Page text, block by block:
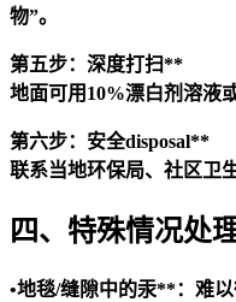
物”。
第五步：深度打扫**
地面可用10%漂白剂溶液
第六步：安全disposal**
联系当地环保局、社区卫
四、特殊情况处
•地毯/缝隙中的汞**：难